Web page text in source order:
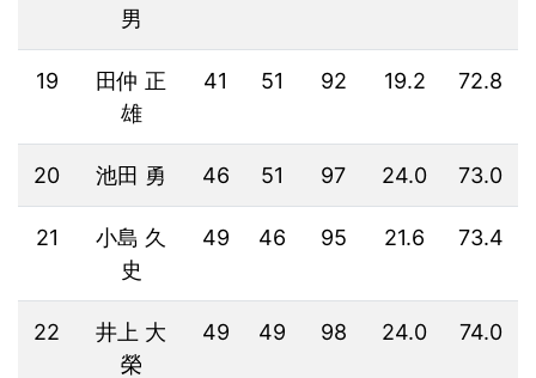
男
19
田仲 正
雄
41 51 92 19.2 72.8
20 池田 勇 46 51 97 24.0 73.0
21
小島 久
史
49 46 95 21.6 73.4
22
井上 大
榮
49 49 98 24.0 74.0